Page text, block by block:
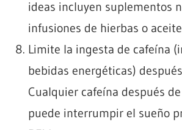
ideas incluyen suplementos
infusiones de hierbas o
Limite la ingesta de cafeína
bebidas energéticas)
Cualquier cafeína después
puede interrumpir el sueño